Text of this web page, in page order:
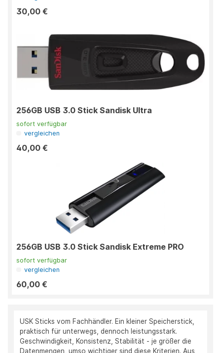
30,00 €
256GB USB 3.0 Stick Sandisk Ultra
sofort verfügbar
vergleichen
40,00 €
256GB USB 3.0 Stick Sandisk Extreme PRO
sofort verfügbar
vergleichen
60,00 €
USK Sticks vom Fachhändler. Ein kleiner Speicherstick,
praktisch für unterwegs, dennoch leistungsstark.
Geschwindigkeit, Konsistenz, Stabilität - je größer die
Datenmengen, umso wichtiger sind diese Kriterien. Aus